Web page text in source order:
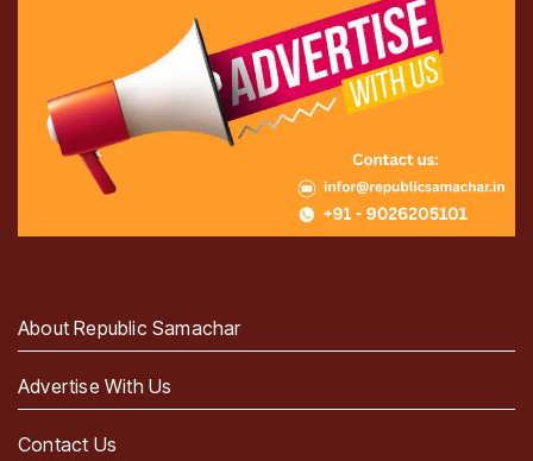
About Republic Samachar
Advertise With Us
Contact Us